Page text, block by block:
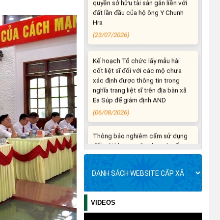
Kế hoạch Tổ chức lấy mẫu hài
cốt liệt sĩ đối với các mộ chưa
xác định được thông tin trong
nghĩa trang liệt sĩ trên địa bàn xã
(06/08/2026)
Thông báo nghiêm cấm sử dụng
đất với khu vực Quy hoạch cấp
đất sản xuất cho các hộ nghèo,
cận nghèo thiếu đất sản xuất
(06/08/2026)
THÔNG BÁO: Cảnh báo thủ đoạn
lừa đảo thông qua công tác đo
đạc, lập bản đồ địa chính, lập hồ
dữ liệu quốc gia về đất đai
VIDEOS